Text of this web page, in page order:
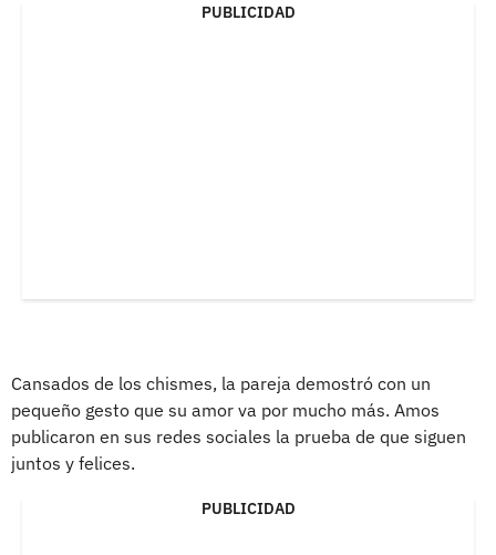
PUBLICIDAD
Cansados de los chismes, la pareja demostró con un
pequeño gesto que su amor va por mucho más. Amos
publicaron en sus redes sociales la prueba de que siguen
juntos y felices.
PUBLICIDAD